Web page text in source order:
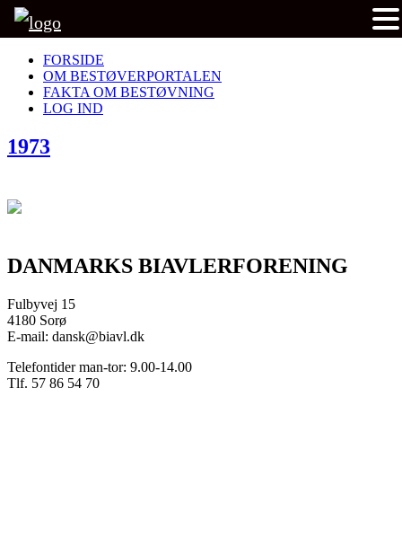
FORSIDE
OM BESTØVERPORTALEN
FAKTA OM BESTØVNING
LOG IND
1973
DANMARKS BIAVLERFORENING
Fulbyvej 15
4180 Sorø
E-mail: dansk@biavl.dk
Telefontider man-tor: 9.00-14.00
Tlf. 57 86 54 70